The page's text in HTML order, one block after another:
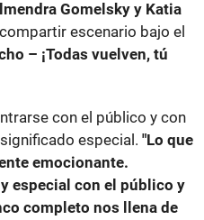
Gomelsky y Katia
escenario bajo el
– ¡Todas vuelven, tú
con el público y con
especial. "Lo que
emocionante.
especial con el público y
completo nos llena de